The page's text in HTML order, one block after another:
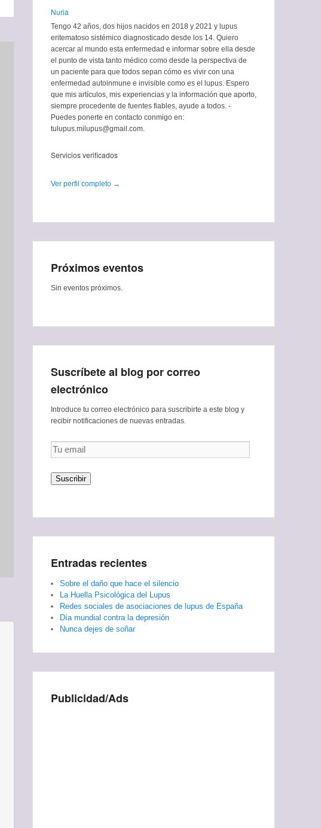
Nuria
Tengo 42 años, dos hijos nacidos en 2018 y 2021 y lupus
eritematoso sistémico diagnosticado desde los 14. Quiero
acercar al mundo esta enfermedad e informar sobre ella desde
el punto de vista tanto médico como desde la perspectiva de
un paciente para que todos sepan cómo es vivir con una
enfermedad autoinmune e invisible como es el lupus. Espero
que mis artículos, mis experiencias y la información que aporto,
siempre procedente de fuentes fiables, ayude a todos. -
Puedes ponerte en contacto conmigo en:
tulupus.milupus@gmail.com.
Servicios verificados
Ver perfil completo →
Próximos eventos
Sin eventos próximos.
Suscríbete al blog por correo
electrónico
Introduce tu correo electrónico para suscribirte a este blog y
recibir notificaciones de nuevas entradas.
Tu
email
Suscribir
Entradas recientes
Sobre el daño que hace el silencio
La Huella Psicológica del Lupus
Redes sociales de asociaciones de lupus de España
Día mundial contra la depresión
Nunca dejes de soñar
Publicidad/Ads